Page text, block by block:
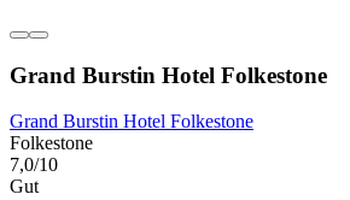
Grand Burstin Hotel Folkestone
Grand Burstin Hotel Folkestone
Folkestone
7,0/10
Gut